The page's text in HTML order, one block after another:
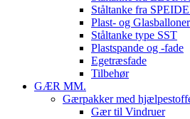
Ståltanke fra
Plast- og Glasballoner
Ståltanke type SST
Plastspande og -fade
Egetræsfade
Tilbehør
GÆR MM.
Gærpakker med
Gær til Vindruer